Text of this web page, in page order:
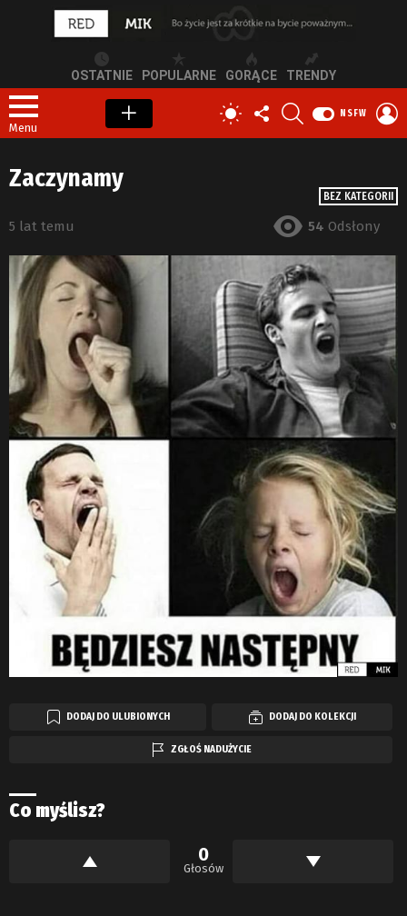
OSTATNIE POPULARNE GORĄCE TRENDY
Menu
PRZEŁĄCZ
SKÓRKĘ
OBSERWUJ
NAS
NSFW
BEZ KATEGORII
Zaczynamy
5 lat temu 54 Odsłony
DODAJ DO ULUBIONYCH DODAJ DO KOLEKCJI
ZGŁOŚ NADUŻYCIE
Co myślisz?
0
Głosów